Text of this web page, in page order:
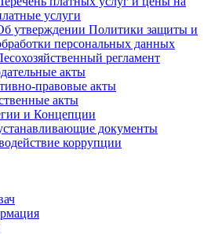
услуги
утверждении Политики защиты и
персональных данных
регламент
акты
правовые акты
акты
и Концепции
документы
коррупции